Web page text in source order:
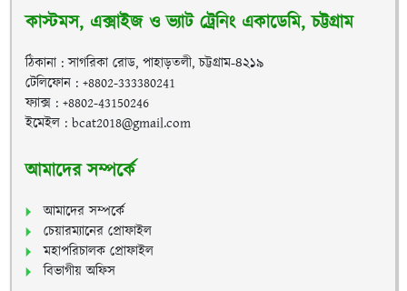
কাস্টমস, এক্সাইজ ও ভ্যাট ট্রেনিং একাডেমি, চট্টগ্রাম
ঠিকানা : সাগরিকা রোড, পাহাড়তলী, চট্টগ্রাম-৪২১৯
টেলিফোন : +8802-333380241
ফ্যাক্স : +8802-43150246
ইমেইল : bcat2018@gmail.com
আমাদের সম্পর্কে
আমাদের সম্পর্কে
চেয়ারম্যানের প্রোফাইল
মহাপরিচালক প্রোফাইল
বিভাগীয় অফিস